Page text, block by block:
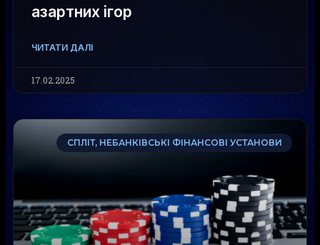
азартних ігор
ЧИТАТИ ДАЛІ
17.02.2025
СПЛІТ, НЕБАНКІВСЬКІ ФІНАНСОВІ УСТАНОВИ